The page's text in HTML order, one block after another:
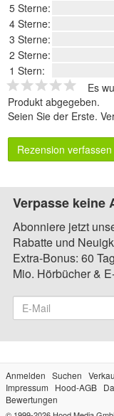
5 Sterne:
4 Sterne:
3 Sterne:
2 Sterne:
1 Stern:
Es
Produkt abgegeben.
Seien Sie der Erste.
Rezension verfassen
Verpasse keine
Abonniere jetzt
Rabatte und
Extra-Bonus: 60
Mio. Hörbücher &
Anmelden Suchen
Impressum
Hood-AGB
Bewertungen